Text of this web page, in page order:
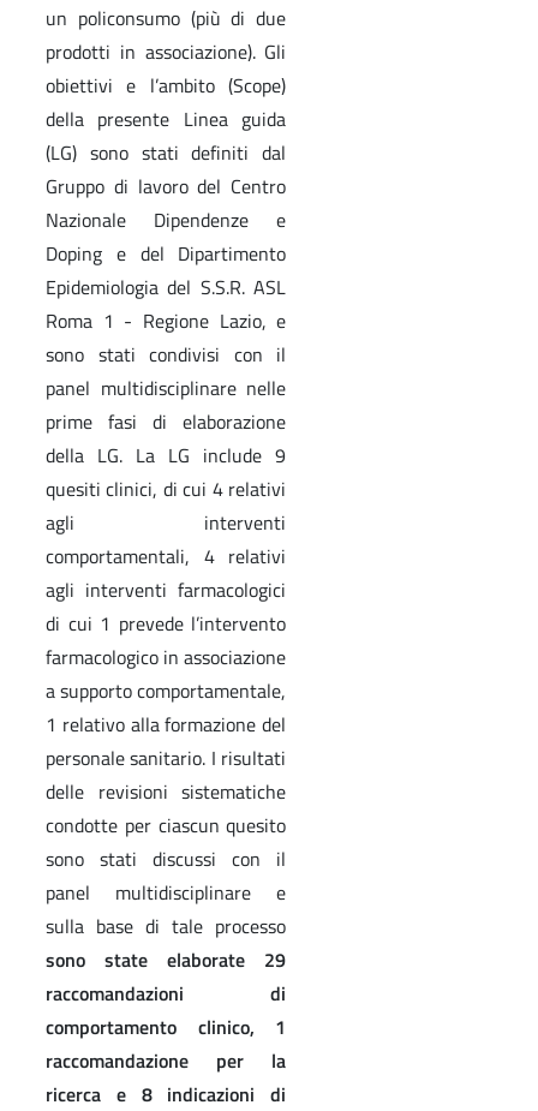
un policonsumo (più di due
prodotti in associazione). Gli
obiettivi e l’ambito (Scope)
della presente Linea guida
(LG) sono stati definiti dal
Gruppo di lavoro del Centro
Nazionale Dipendenze e
Doping e del Dipartimento
Epidemiologia del S.S.R. ASL
Roma 1 - Regione Lazio, e
sono stati condivisi con il
panel multidisciplinare nelle
prime fasi di elaborazione
della LG. La LG include 9
quesiti clinici, di cui 4 relativi
agli interventi
comportamentali, 4 relativi
agli interventi farmacologici
di cui 1 prevede l’intervento
farmacologico in associazione
a supporto comportamentale,
1 relativo alla formazione del
personale sanitario. I risultati
delle revisioni sistematiche
condotte per ciascun quesito
sono stati discussi con il
panel multidisciplinare e
sulla base di tale processo
sono state elaborate 29
raccomandazioni di
comportamento clinico, 1
raccomandazione per la
ricerca e 8 indicazioni di